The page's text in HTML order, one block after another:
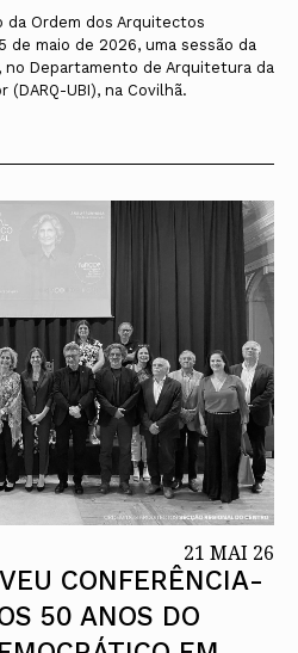
da Ordem dos Arquitectos
de maio de 2026, uma sessão da
no Departamento de Arquitetura da
UBI), na Covilhã.
21 MAI 26
CONFERÊNCIA-
50 ANOS DO